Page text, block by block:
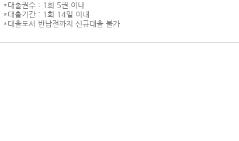
*대출권수 : 1회 5권 이내
*대출기간 : 1회 14일 이내
*대출도서 반납전까지 신규대출 불가